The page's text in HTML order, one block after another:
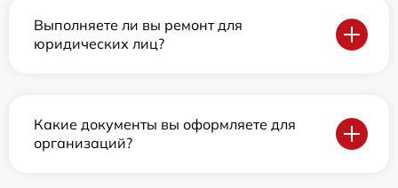
Выполняете ли вы ремонт для
юридических лиц?
Какие документы вы оформляете для
организаций?